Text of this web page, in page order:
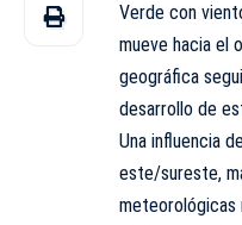
Verde con
mueve hacia el
geográfica
desarrollo de
Una influencia
este/sureste,
meteorológicas